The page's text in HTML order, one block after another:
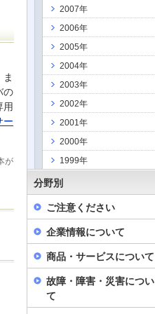
の
用
ー
が
2007年
2006年
2005年
2004年
2003年
2002年
2001年
2000年
1999年
分野別
ご注意ください
企業情報について
商品・サービスについて
故障・障害・災害につい
て